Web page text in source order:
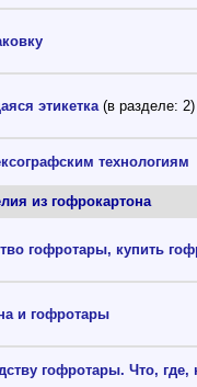
этикетка (в разделе: 2)
технологиям
из гофрокартона
гофротары, купить
и гофротары
гофротары. Что, где,